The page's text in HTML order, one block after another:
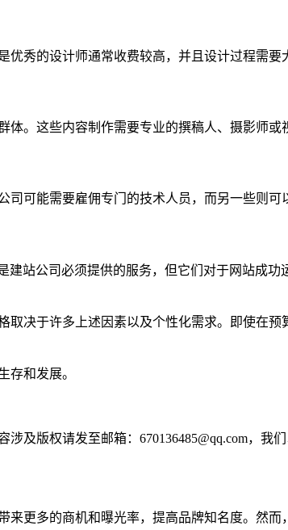
秀的设计师通常收费较高，并且设计过程需要
。这些内容制作需要专业的撰稿人、摄影师
可能需要雇佣专门的技术人员，而另一些则
站公司必须提供的服务，但它们对于网站成
决于许多上述因素以及个性化需求。即使在
存和发展。
及版权请发至邮箱：670136485@qq.com，我
更多的商机和曝光率，提高品牌知名度。然